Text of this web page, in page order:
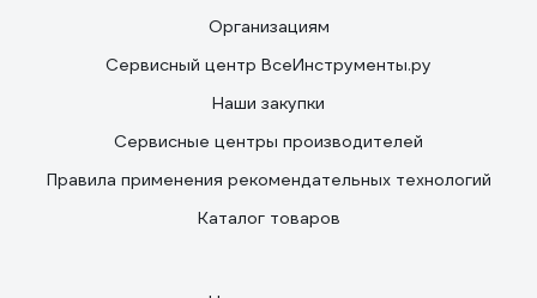
Организациям
Сервисный центр ВсеИнструменты.ру
Наши закупки
Сервисные центры производителей
Правила применения рекомендательных технологий
Каталог товаров